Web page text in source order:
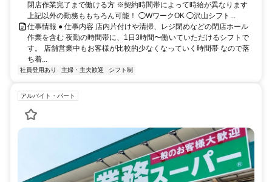
閉店作業完了まで働ける方 ※契約時間帯によって時給が異なります
上記以外の勤務ももちろん可能！ ◯WワークOK ◯沢山シフト...
仕事情報 ● 仕事内容 店内片付けや清掃、レジ閉めなどの閉店ホール
作業を含む 夜勤の時間帯に、1日3時間〜働いていただけるシフトで
す。 店舗営業中もお客様が比較的少なくなっていく時間帯 なので落
ち着...
社員登用あり 主婦・主夫歓迎 シフト制
アルバイト・パート